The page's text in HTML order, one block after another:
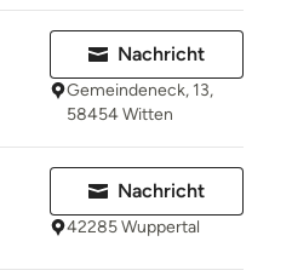
Nachricht
Gemeindeneck, 13,
58454 Witten
Nachricht
42285 Wuppertal